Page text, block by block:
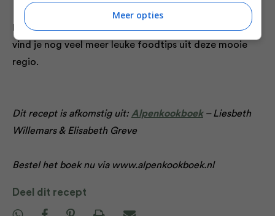
Heb jij
over Zuid-Tirol al gelezen? Daarin
vind je nog veel meer leuke foodtips uit deze mooie
regio.
Dit recept is afkomstig uit: Alpenkookboek– Liesbeth
Willemars & Elisabeth Greve
Bestel het boek nu via www.alpenkookboek.nl
Deel dit recept
Meer opties